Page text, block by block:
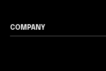
COMPANY